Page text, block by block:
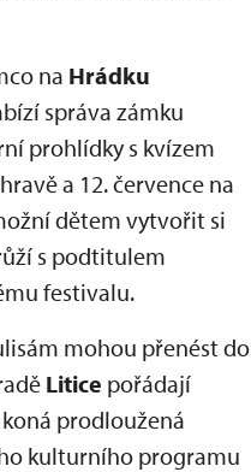
na Hrádku
správa zámku
prohlídky s kvízem
a 12. července na
dětem vytvořit si
s podtitulem
festivalu.
mohou přenést do
Litice pořádají
prodloužená
kulturního programu